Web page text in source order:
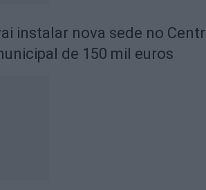
instalar nova sede no
de 150 mil euros